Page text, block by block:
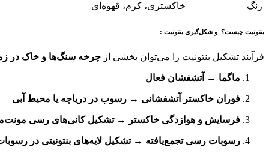
رنگ
خاکستری، کرم، قهوه‌ای
بنتونیت چیست؟ و شکل‌گیری بنتونیت :
فرآیند تشکیل بنتونیت را می‌توان بخشی از چرخه سنگ‌ها و خاک در
ماگما → آتشفشان فعال
فوران خاکستر آتشفشانی → رسوب در دریاچه یا محیط آبی
فرسایش و هوازدگی خاکستر →تشکیل کانی‌های رسی
رسوبات رسی تجمع‌یافته →تشکیل لایه‌های بنتونیتی در